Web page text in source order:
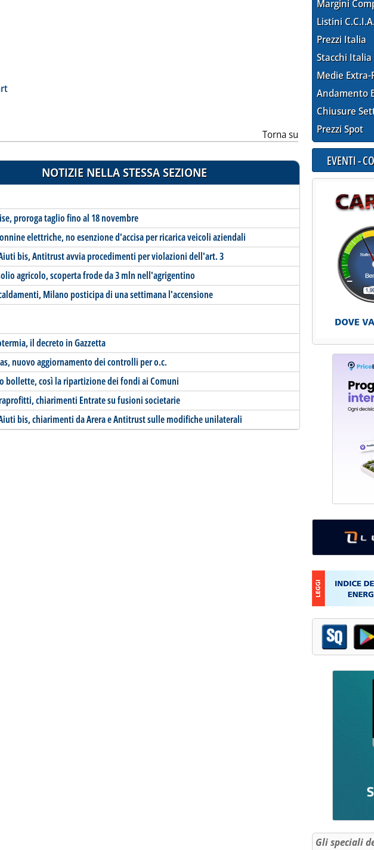
Torna su
NOTIZIE NELLA STESSA SEZIONE
proroga taglio fino al 18 novembre
elettriche, no esenzione d'accisa per ricarica veicoli aziendali
bis, Antitrust avvia procedimenti per violazioni dell'art. 3
agricolo, scoperta frode da 3 mln nell'agrigentino
Milano posticipa di una settimana l'accensione
il decreto in Gazzetta
nuovo aggiornamento dei controlli per o.c.
bollette, così la ripartizione dei fondi ai Comuni
chiarimenti Entrate su fusioni societarie
bis, chiarimenti da Arera e Antitrust sulle modifiche unilaterali
Margini
Listini
Prezzi Italia
Stacchi Italia
Medie Extra-
Andamento
Chiusure
Prezzi Spot
EVENTI -
Gli speciali